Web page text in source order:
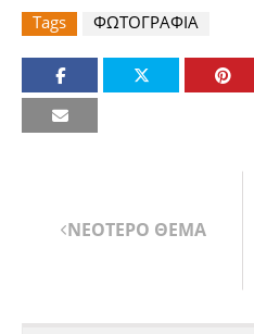
Tags ΦΩΤΟΓΡΑΦΙΑ
ΝΕΟΤΕΡΟ ΘΕΜΑ